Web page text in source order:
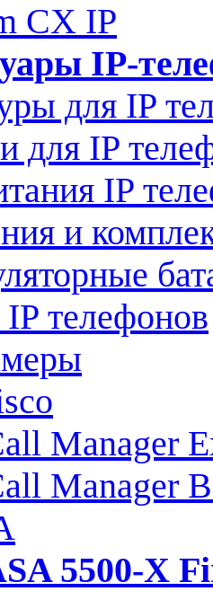
CX IP
IP-
для IP
для IP
IP
и
телефонов
Manager
Manager
5500-X